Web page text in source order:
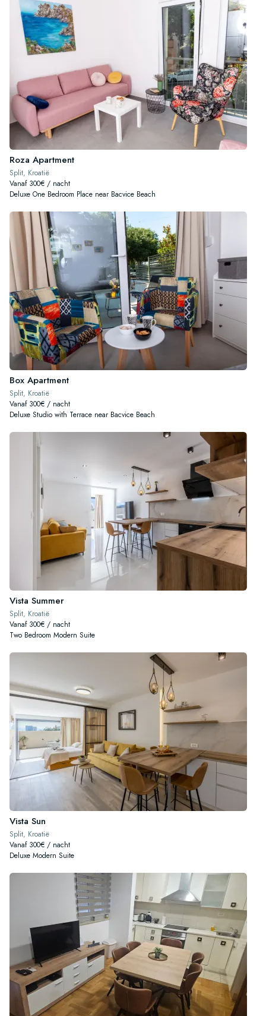
Roza Apartment
Split, Kroatië
Vanaf 300€ / nacht
Deluxe One Bedroom Place near Bacvice Beach
Box Apartment
Split, Kroatië
Vanaf 300€ / nacht
Deluxe Studio with Terrace near Bacvice Beach
Vista Summer
Split, Kroatië
Vanaf 300€ / nacht
Two Bedroom Modern Suite
Vista Sun
Split, Kroatië
Vanaf 300€ / nacht
Deluxe Modern Suite